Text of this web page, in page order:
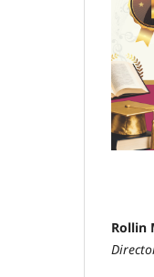
Rollin